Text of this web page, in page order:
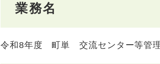
業務名
令和8年度 町単 交流センター等管